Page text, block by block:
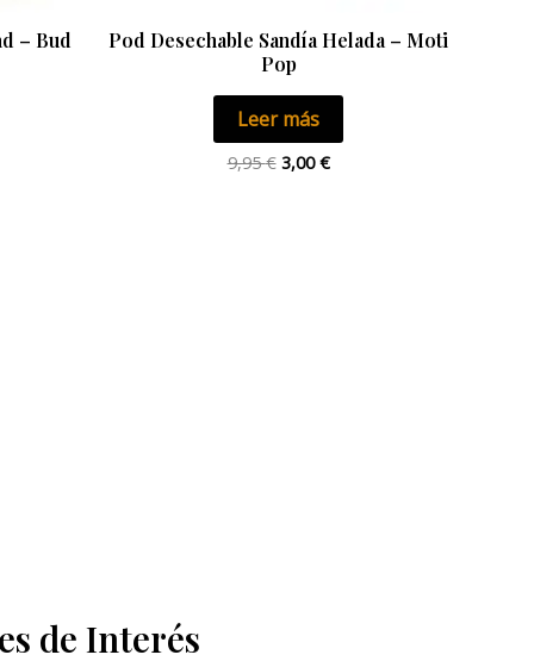
– Bud
Pod Desechable Sandía Helada – Moti
Pop
Leer más
9,95€ 3,00€
de Interés